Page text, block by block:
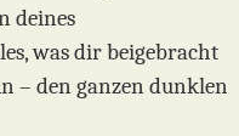
deines
was dir beigebracht
– den ganzen dunklen